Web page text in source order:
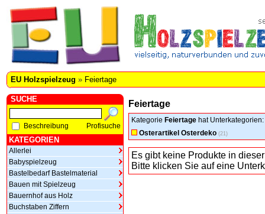
EU Holzspielzeug » Feiertage
SUCHE
Beschreibung Profisuche
KATEGORIEN
Allerlei
Babyspielzeug
Bastelbedarf Bastelmaterial
Bauen mit Spielzeug
Bauernhof aus Holz
Buchstaben Ziffern
Feiertage
Kategorie Feiertage hat Unterkategorien:
Osterartikel Osterdeko (21)
Es gibt keine Produkte in
Bitte klicken Sie auf eine